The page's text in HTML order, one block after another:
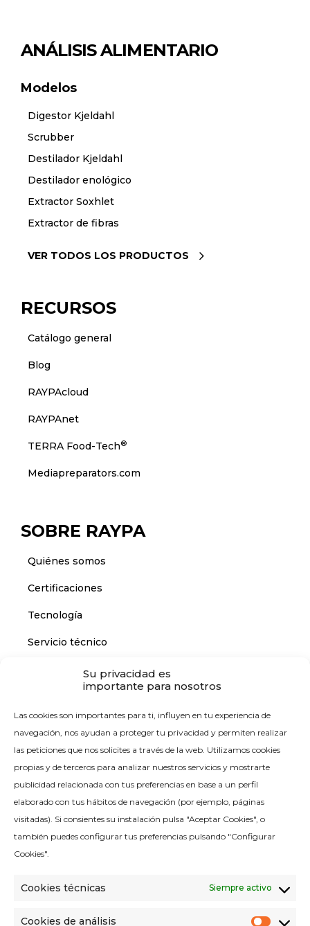
Su privacidad es
importante para nosotros
Las cookies son importantes para ti, influyen en tu experiencia de
navegación, nos ayudan a proteger tu privacidad y permiten realizar
las peticiones que nos solicites a través de la web. Utilizamos cookies
propias y de terceros para analizar nuestros servicios y mostrarte
publicidad relacionada con tus preferencias en base a un perfil
elaborado con tus hábitos de navegación (por ejemplo, páginas
visitadas). Si consientes su instalación pulsa "Aceptar Cookies", o
también puedes configurar tus preferencias pulsando "Configurar
Cookies".
Cookies técnicas Siempre activo
Cookies de análisis
ANÁLISIS ALIMENTARIO
Modelos
Digestor Kjeldahl
Scrubber
Destilador Kjeldahl
Destilador enológico
Extractor Soxhlet
Extractor de fibras
VER TODOS LOS PRODUCTOS
RECURSOS
Catálogo general
Blog
RAYPAcloud
RAYPAnet
TERRA Food-Tech®
Mediapreparators.com
SOBRE RAYPA
Quiénes somos
Certificaciones
Tecnología
Servicio técnico
Contáctanos
Política de redes sociales